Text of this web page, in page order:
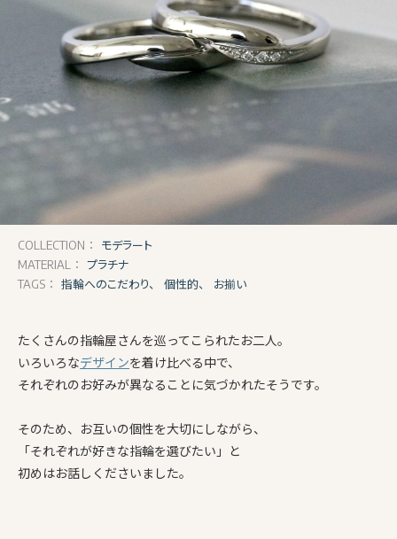
COLLECTION： モデラート
MATERIAL： プラチナ
TAGS： 指輪へのこだわり、 個性的、 お揃い
たくさんの指輪屋さんを巡ってこられたお二人。
いろいろなデザインを着け比べる中で、
それぞれのお好みが異なることに気づかれたそうです。
そのため、お互いの個性を大切にしながら、
「それぞれが好きな指輪を選びたい」と
初めはお話しくださいました。